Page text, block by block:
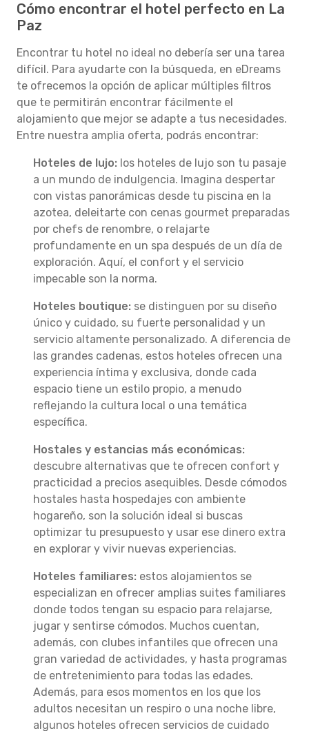
Cómo encontrar el hotel perfecto en La
Paz
Encontrar tu hotel no ideal no debería ser una tarea
difícil. Para ayudarte con la búsqueda, en eDreams
te ofrecemos la opción de aplicar múltiples filtros
que te permitirán encontrar fácilmente el
alojamiento que mejor se adapte a tus necesidades.
Entre nuestra amplia oferta, podrás encontrar:
Hoteles de lujo: los hoteles de lujo son tu pasaje
a un mundo de indulgencia. Imagina despertar
con vistas panorámicas desde tu piscina en la
azotea, deleitarte con cenas gourmet preparadas
por chefs de renombre, o relajarte
profundamente en un spa después de un día de
exploración. Aquí, el confort y el servicio
impecable son la norma.
Hoteles boutique: se distinguen por su diseño
único y cuidado, su fuerte personalidad y un
servicio altamente personalizado. A diferencia de
las grandes cadenas, estos hoteles ofrecen una
experiencia íntima y exclusiva, donde cada
espacio tiene un estilo propio, a menudo
reflejando la cultura local o una temática
específica.
Hostales y estancias más económicas:
descubre alternativas que te ofrecen confort y
practicidad a precios asequibles. Desde cómodos
hostales hasta hospedajes con ambiente
hogareño, son la solución ideal si buscas
optimizar tu presupuesto y usar ese dinero extra
en explorar y vivir nuevas experiencias.
Hoteles familiares: estos alojamientos se
especializan en ofrecer amplias suites familiares
donde todos tengan su espacio para relajarse,
jugar y sentirse cómodos. Muchos cuentan,
además, con clubes infantiles que ofrecen una
gran variedad de actividades, y hasta programas
de entretenimiento para todas las edades.
Además, para esos momentos en los que los
adultos necesitan un respiro o una noche libre,
algunos hoteles ofrecen servicios de cuidado